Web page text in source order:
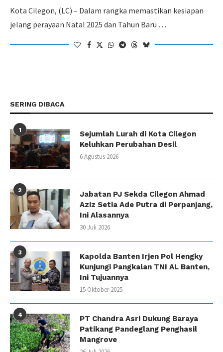
Kota Cilegon, (LC) – Dalam rangka memastikan kesiapan
jelang perayaan Natal 2025 dan Tahun Baru …
SERING DIBACA
1
Sejumlah Lurah di Kota Cilegon
Keluhkan Perubahan Desil
6 Agustus 2026
2
Jabatan PJ Sekda Cilegon Ahmad
Aziz Setia Ade Putra di Perpanjang,
Ini Alasannya
30 Juli 2026
3
Kapolda Banten Irjen Pol Hengky
Kunjungi Pangkalan TNI AL Banten,
Ini Tujuannya
15 Oktober 2025
4
PT Chandra Asri Dukung Baraya
Patikang Pandeglang Penghasil
Mangrove